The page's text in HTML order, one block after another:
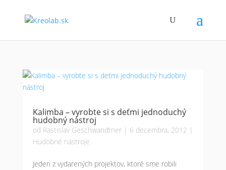
Kalimba – vyrobte si s deťmi jednoduchý
hudobný nástroj
od Rastislav Geschwandtner| 6 decembra, 2012 |
Hudobné nástroje
Jeden z vydarených projektov, ktoré sme robili